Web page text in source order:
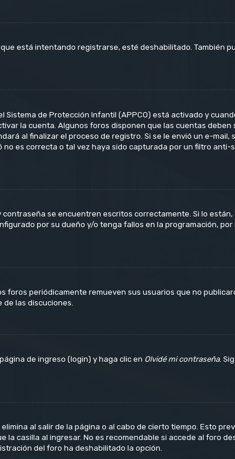
está intentando registrarse, esté deshabilitado. También
de Protección Infantil (APPCO) está activado y
la cuenta. Algunos foros disponen que las cuentas deben
al finalizar el proceso de registro. Si se le envió un e-mail,
es correcta o tal vez haya sido capturada por un filtro anti-
se encuentren escritos correctamente. Si lo están,
por su dueño y/o tenga fallos en la programación,
foros periódicamente remueven sus usuarios que no
las discuciones.
de ingreso (login) y haga clic en Olvidé mi contraseña.
al salir de la página o al cabo de cierto tiempo. Esto
casilla al ingresar. No es recomendable si accede al foro
del foro ha deshabilitado la opción.